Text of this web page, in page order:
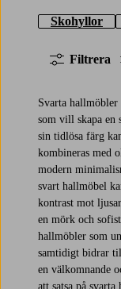
Skohyllor
Filtrera
Svarta
som vill skapa en
sin tidlösa färg
kombineras med
modern
svart hallmöbel
kontrast mot
en mörk och
hallmöbler som
samtidigt bidrar
en välkomnande
att satsa på